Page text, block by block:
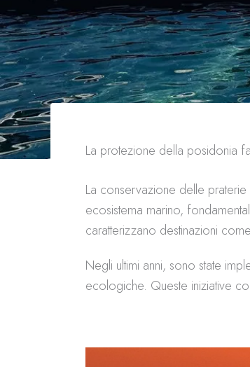
La protezione della posidonia
La conservazione delle
ecosistema marino,
caratterizzano destinazioni
Negli ultimi anni, sono state
ecologiche. Queste iniziative